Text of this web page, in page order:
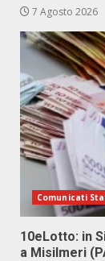
7 Agosto 2026
Comunicati
10eLotto: in
a Misilmeri